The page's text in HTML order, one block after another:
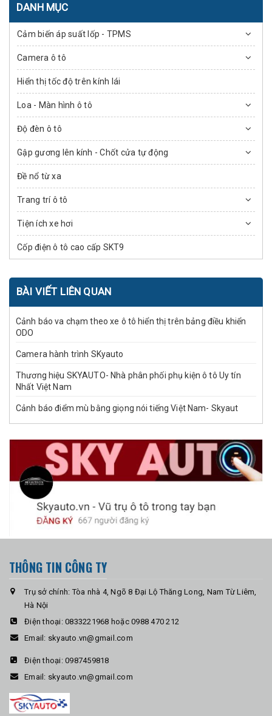
DANH MỤC
Cảm biến áp suất lốp - TPMS
Camera ô tô
Hiển thị tốc độ trên kính lái
Loa - Màn hình ô tô
Độ đèn ô tô
Gập gương lên kính - Chốt cửa tự động
Đề nổ từ xa
Trang trí ô tô
Tiện ích xe hơi
Cốp điện ô tô cao cấp SKT9
BÀI VIẾT LIÊN QUAN
Cảnh báo va chạm theo xe ô tô hiển thị trên bảng điều khiển
ODO
Camera hành trình SKyauto
Thương hiệu SKYAUTO- Nhà phân phối phụ kiện ô tô Uy tín
Nhất Việt Nam
Cảnh báo điểm mù bằng giọng nói tiếng Việt Nam- Skyaut
THÔNG TIN CÔNG TY
Trụ sở chính: Tòa nhà 4, Ngõ 8 Đại Lộ Thăng Long, Nam Từ Liêm,
Hà Nội
Điện thoại: 0833221968 hoặc 0988 470 212
Email: skyauto.vn@gmail.com
Điện thoại: 0987459818
Email: skyauto.vn@gmail.com